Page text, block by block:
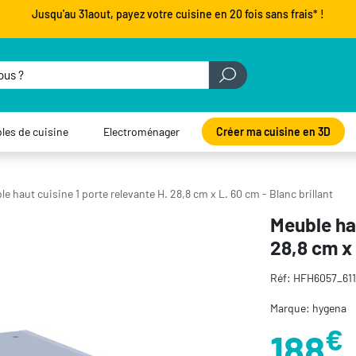
Jusqu'au 31aout, payez votre cuisine en 20 fois sans frais* !
de cuisine Electroménager Créer ma cuisine en 3D
haut cuisine 1 porte relevante H. 28,8 cm x L. 60 cm - Blanc brillant
Meuble
28,8 cm
Réf:
Marque: hygena
€